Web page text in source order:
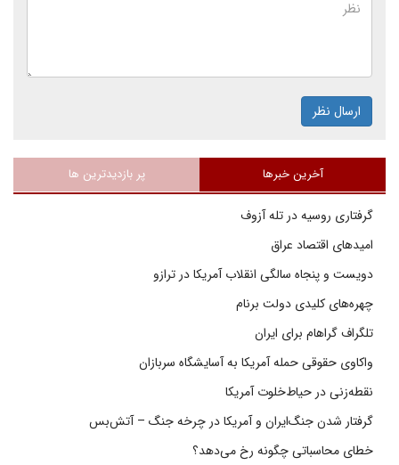
ارسال نظر
آخرین خبرها پر بازدیدترین ها
گرفتاری روسیه در تله آزوف
امیدهای اقتصاد عراق
دویست و پنجاه سالگی انقلاب آمریکا در ترازو
چهره‌های کلیدی دولت برنام
تلگراف گراهام برای ایران
واکاوی حقوقی حمله آمریکا به آسایشگاه سربازان
نقطه‌زنی در حیاط‌خلوت آمریکا
گرفتار شدن جنگ‌ایران و آمریکا در چرخه جنگ – آتش‌بس
خطای محاسباتی چگونه رخ می‌دهد؟